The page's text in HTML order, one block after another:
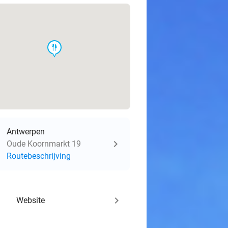
food
Antwerpen
Oude Koornmarkt 19
Routebeschrijving
Website keyboard_arrow_right